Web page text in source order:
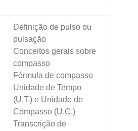
Definição de pulso ou
pulsação
Conceitos gerais sobre
compasso
Fórmula de compasso
Unidade de Tempo
(U.T.) e Unidade de
Compasso (U.C.)
Transcrição de